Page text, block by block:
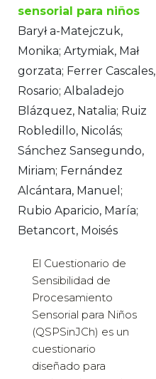
sensorial para niños
Barył a-Matejczuk,
Monika; Artymiak, Mał
gorzata; Ferrer Cascales,
Rosario; Albaladejo
Blázquez, Natalia; Ruiz
Robledillo, Nicolás;
Sánchez Sansegundo,
Miriam; Fernández
Alcántara, Manuel;
Rubio Aparicio, María;
Betancort, Moisés
El Cuestionario de
Sensibilidad de
Procesamiento
Sensorial para Niños
(QSPSinJCh) es un
cuestionario
diseñado para